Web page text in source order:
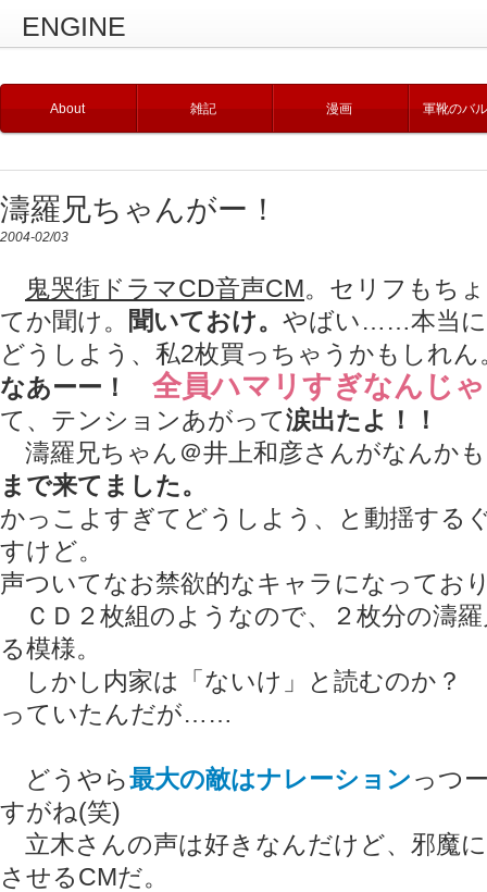
ENGINE
About 雑記 漫画 軍靴のバ
濤羅兄ちゃんがー！
2004-02/03
鬼哭街ドラマCD音声CM。セリフもち
てか聞け。
聞いておけ。 やばい……本当に
どうしよう、私2枚買っちゃうかもしれん
なあーー！
全員ハマリすぎなんじ
て、テンションあがって涙出たよ！！
濤羅兄ちゃん＠井上和彦さんがなんか
まで来てました。
かっこよすぎてどうしよう、と動揺する
すけど。
声ついてなお禁欲的なキャラになってお
ＣＤ２枚組のようなので、２枚分の濤
る模様。
しかし内家は「ないけ」と読むのか？
っていたんだが……
どうやら最大の敵はナレーションっつ
すがね(笑)
立木さんの声は好きなんだけど、邪魔
させるCMだ。